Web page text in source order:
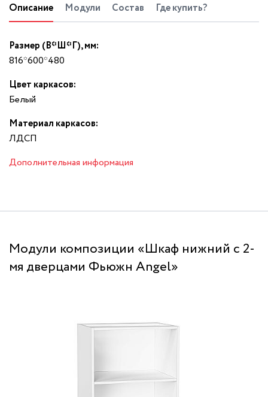
Описание Модули Состав Где купить?
Размер (В*Ш*Г), мм:
816*600*480
Цвет каркасов:
Белый
Материал каркасов:
ЛДСП
Дополнительная информация
Модули композиции «Шкаф нижний с 2-
мя дверцами Фьюжн Angel»